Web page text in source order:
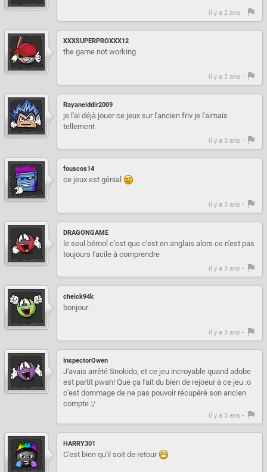
il y a 2 ans -
XXXSUPERPROXXX12
the game not working
il y a 3 ans -
Rayaneiddir2009
je l'ai déjà jouer ce jeux sur l'ancien friv je l'aimais
tellement
il y a 3 ans -
fouscos14
ce jeux est génial
il y a 3 ans -
DRAGONGAME
le seul bémol c'est que c'est en anglais alors ce n'est pas
toujours facile à comprendre
il y a 3 ans -
cheick94k
bonjour
il y a 3 ans -
InspectorOwen
J'avais arrêté Snokido, et ce jeu incroyable quand adobe
est partit pwah! Que ça fait du bien de rejoeur à ce jeu :o
c'est dommage de ne pas pouvoir récupéré son ancien
compte :/
il y a 3 ans -
HARRY301
C'est bien qu'il soit de retour